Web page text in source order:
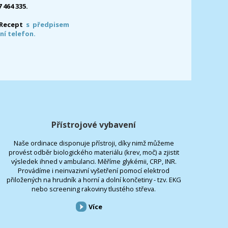
464 335.
s předpisem
telefon.
Přístrojové vybavení
Naše ordinace disponuje přístroji, díky nimž můžeme
provést odběr biologického materiálu (krev, moč) a zjistit
výsledek ihned v ambulanci. Měříme glykémii, CRP, INR.
Provádíme i neinvazivní vyšetření pomocí elektrod
přiložených na hrudník a horní a dolní končetiny - tzv. EKG
nebo screening rakoviny tlustého střeva.
Více